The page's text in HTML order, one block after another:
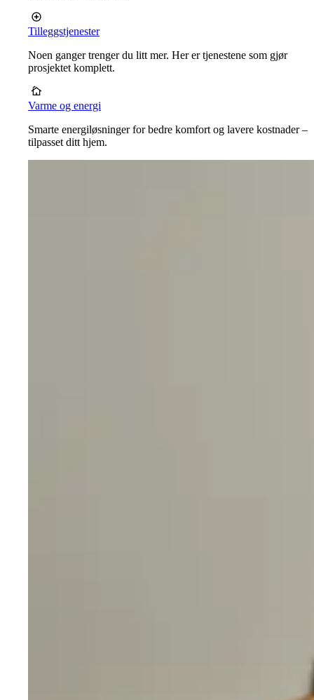
Tilleggstjenester
Noen ganger trenger du litt mer. Her er tjenestene som gjør
prosjektet komplett.
Varme og energi
Smarte energiløsninger for bedre komfort og lavere kostnader –
tilpasset ditt hjem.